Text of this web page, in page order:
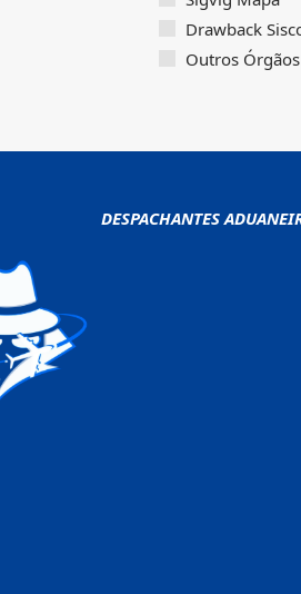
Drawback
Outros Órgãos
DESPACHANTES